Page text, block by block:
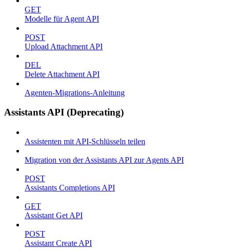
GET
Modelle für Agent API
POST
Upload Attachment API
DEL
Delete Attachment API
Agenten-Migrations-Anleitung
Assistants API (Deprecating)
Assistenten mit API-Schlüsseln teilen
Migration von der Assistants API zur Agents API
POST
Assistants Completions API
GET
Assistant Get API
POST
Assistant Create API